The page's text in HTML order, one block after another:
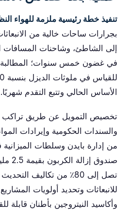
تنفيذ خطة رئيسية ملزمة للهواء
بجرارات ساحات خالية من
إلى الشاطئ، وشاحنات المسافات
في غضون خمس سنوات؛ المطالبة
الأساس الحالي وتتبع التقدم شهريًا.
تخصيص التمويل عن طريق تراكب
والسندات الحكومية وإيرادات
من إدارة بايدن وسلطات الميزانية
تصل إلى 80٪ من تكاليف
للانبعاثات وتحديد أولويات
وأكاسيد النيتروجين بأطنان قابلة